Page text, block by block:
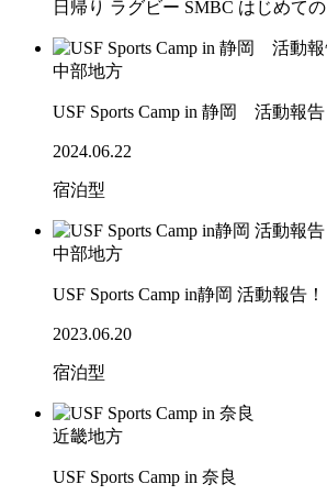
日帰り ラグビー SMBC はじめての
中部地方
USF Sports Camp in 静岡 活動報告
2024.06.22
宿泊型
中部地方
USF Sports Camp in静岡 活動報告！
2023.06.20
宿泊型
近畿地方
USF Sports Camp in 奈良